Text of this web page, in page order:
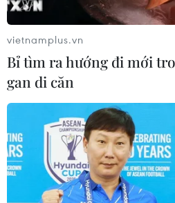
nghiệp
07/08/2026 03:32
Cà Mau quảng bá thương
nối đầu tư, đưa ngành tôm
bền vững
07/08/2026 03:04
Cải cách WTO bế tắc do
nhất phạm vi đàm phán
vietnamplus.vn
Bỉ tìm ra hướng đi mới
gan di căn